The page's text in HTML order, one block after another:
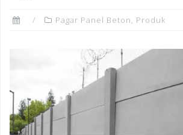
Pagar Panel Beton, Produk